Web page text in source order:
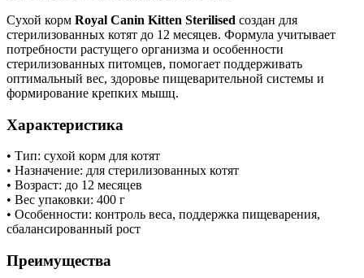
Сухой корм Royal Canin Kitten Sterilised создан для
стерилизованных котят до 12 месяцев. Формула учитывает
потребности растущего организма и особенности
стерилизованных питомцев, помогает поддерживать
оптимальный вес, здоровье пищеварительной системы и
формирование крепких мышц.
Характеристика
• Тип: сухой корм для котят
• Назначение: для стерилизованных котят
• Возраст: до 12 месяцев
• Вес упаковки: 400 г
• Особенности: контроль веса, поддержка пищеварения,
сбалансированный рост
Преимущества